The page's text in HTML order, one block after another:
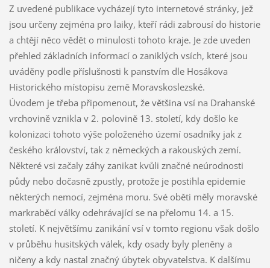
Z uvedené publikace vycházejí tyto internetové stránky, jež
jsou určeny zejména pro laiky, kteří rádi zabrousí do historie
a chtějí něco vědět o minulosti tohoto kraje. Je zde uveden
přehled základních informací o zaniklých vsích, které jsou
uváděny podle příslušnosti k panstvím dle Hosákova
Historického místopisu země Moravskoslezské.
Úvodem je třeba připomenout, že většina vsí na Drahanské
vrchovině vznikla v 2. polovině 13. století, kdy došlo ke
kolonizaci tohoto výše položeného území osadníky jak z
českého království, tak z německých a rakouských zemí.
Některé vsi začaly záhy zanikat kvůli značné neúrodnosti
půdy nebo dočasně zpustly, protože je postihla epidemie
některých nemocí, zejména moru. Své oběti měly moravské
markraběcí války odehrávající se na přelomu 14. a 15.
století. K největšímu zanikání vsí v tomto regionu však došlo
v průběhu husitských válek, kdy osady byly pleněny a
ničeny a kdy nastal značný úbytek obyvatelstva. K dalšímu